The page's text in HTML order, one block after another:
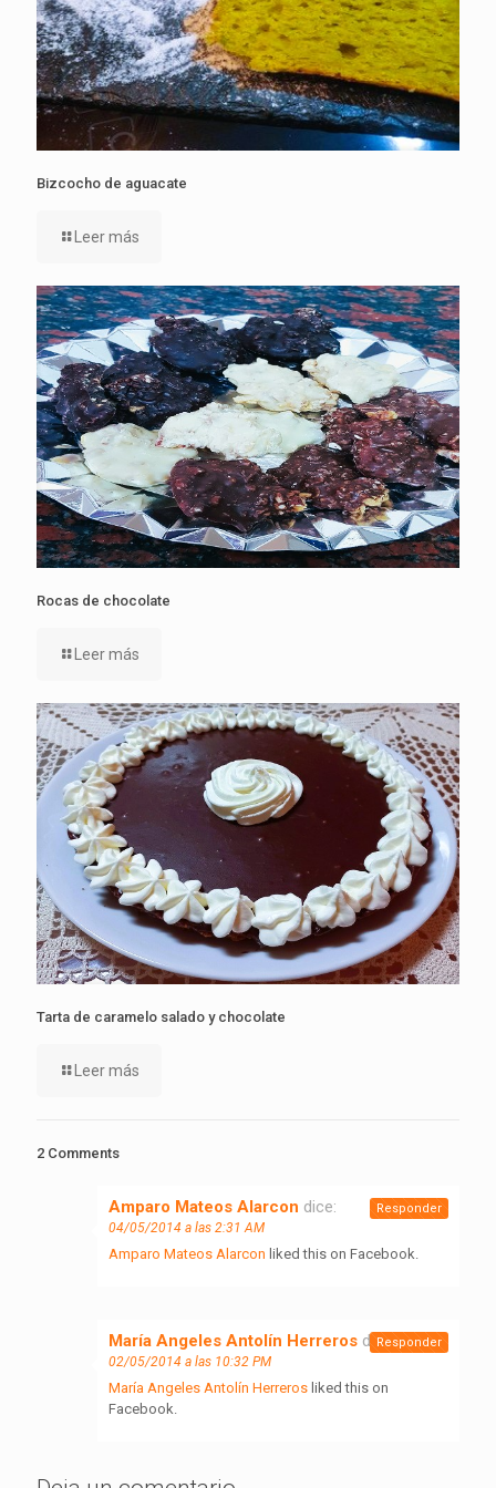
Bizcocho de aguacate
Leer más
Rocas de chocolate
Leer más
Tarta de caramelo salado y chocolate
Leer más
2 Comments
Amparo Mateos Alarcon dice:
04/05/2014 a las 2:31 AM
Amparo Mateos Alarcon liked this on Facebook.
Responder
María Angeles Antolín Herreros dice:
02/05/2014 a las 10:32 PM
María Angeles Antolín Herreros liked this on
Facebook.
Responder